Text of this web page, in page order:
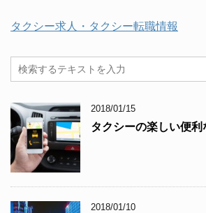
タクシー求人・タクシー転職情報
2018/01/15
タクシーの楽しい便利
2018/01/10